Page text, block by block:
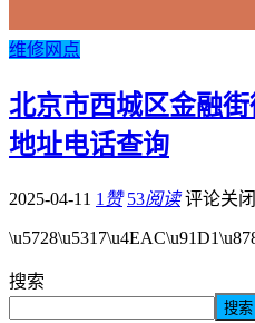
维修网点
北京市西城区金融
地址电话查询
2025-04-11 1 赞 53阅读 评论关闭
搜索
搜索